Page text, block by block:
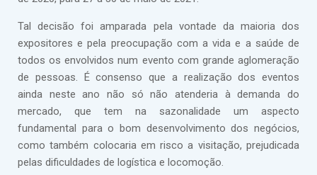
Tal decisão foi amparada pela vontade da maioria dos
expositores e pela preocupação com a vida e a saúde de
todos os envolvidos num evento com grande aglomeração
de pessoas. É consenso que a realização dos eventos
ainda neste ano não só não atenderia à demanda do
mercado, que tem na sazonalidade um aspecto
fundamental para o bom desenvolvimento dos negócios,
como também colocaria em risco a visitação, prejudicada
pelas dificuldades de logística e locomoção.